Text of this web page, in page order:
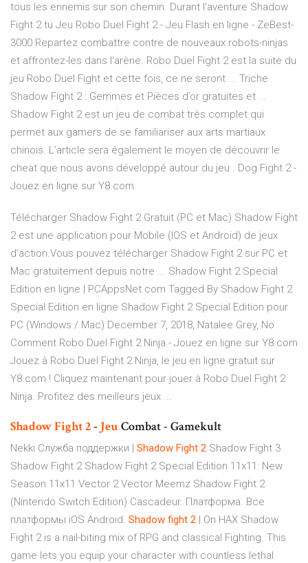
tous les ennemis sur son chemin. Durant l'aventure Shadow
Fight 2 tu Jeu Robo Duel Fight 2 - Jeu Flash en ligne - ZeBest-
3000 Repartez combattre contre de nouveaux robots-ninjas
et affrontez-les dans l'arène. Robo Duel Fight 2 est la suite du
jeu Robo Duel Fight et cette fois, ce ne seront ... Triche
Shadow Fight 2 : Gemmes et Pièces d’or gratuites et ...
Shadow Fight 2 est un jeu de combat très complet qui
permet aux gamers de se familiariser aux arts martiaux
chinois. L’article sera également le moyen de découvrir le
cheat que nous avons développé autour du jeu . Dog Fight 2 -
Jouez en ligne sur Y8.com
Télécharger Shadow Fight 2 Gratuit (PC et Mac) Shadow Fight
2 est une application pour Mobile (IOS et Android) de jeux
d’action.Vous pouvez télécharger Shadow Fight 2 sur PC et
Mac gratuitement depuis notre ... Shadow Fight 2 Special
Edition en ligne | PCAppsNet.com Tagged By Shadow Fight 2
Special Edition en ligne Shadow Fight 2 Special Edition pour
PC (Windows / Mac) December 7, 2018, Natalee Grey, No
Comment Robo Duel Fight 2 Ninja - Jouez en ligne sur Y8.com
Jouez à Robo Duel Fight 2 Ninja, le jeu en ligne gratuit sur
Y8.com ! Cliquez maintenant pour jouer à Robo Duel Fight 2
Ninja. Profitez des meilleurs jeux ...
ShadowFight2- Jeu Combat - Gamekult
Nekki Служба поддержки | Shadow Fight 2 Shadow Fight 3
Shadow Fight 2 Shadow Fight 2 Special Edition 11х11: New
Season 11x11 Vector 2 Vector Meemz Shadow Fight 2
(Nintendo Switch Edition) Cascadeur. Платформа. Все
платформы iOS Android. Shadow fight 2 | On HAX Shadow
Fight 2 is a nail-biting mix of RPG and classical Fighting. This
game lets you equip your character with countless lethal